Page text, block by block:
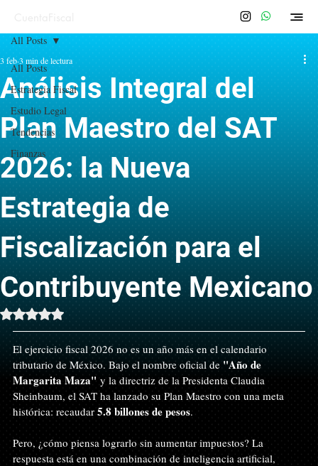
All Posts
Estrategia Fiscal
Estudio Legal
Tendencias
Finanzas
All Posts
Análisis Integral del
Plan Maestro del SAT
2026: la Nueva
Estrategia de
Fiscalización para el
Contribuyente Mexicano
3 feb3 min de lectura
Obtuvo NaN de 5 estrellas.
El ejercicio fiscal 2026 no es un año más en el calendario
tributario de México. Bajo el nombre oficial de "Año de
Margarita Maza" y la directriz de la Presidenta Claudia
Sheinbaum, el SAT ha lanzado su Plan Maestro con una meta
histórica: recaudar 5.8 billones de pesos.
Pero, ¿cómo piensa lograrlo sin aumentar impuestos? La
respuesta está en una combinación de inteligencia artificial,